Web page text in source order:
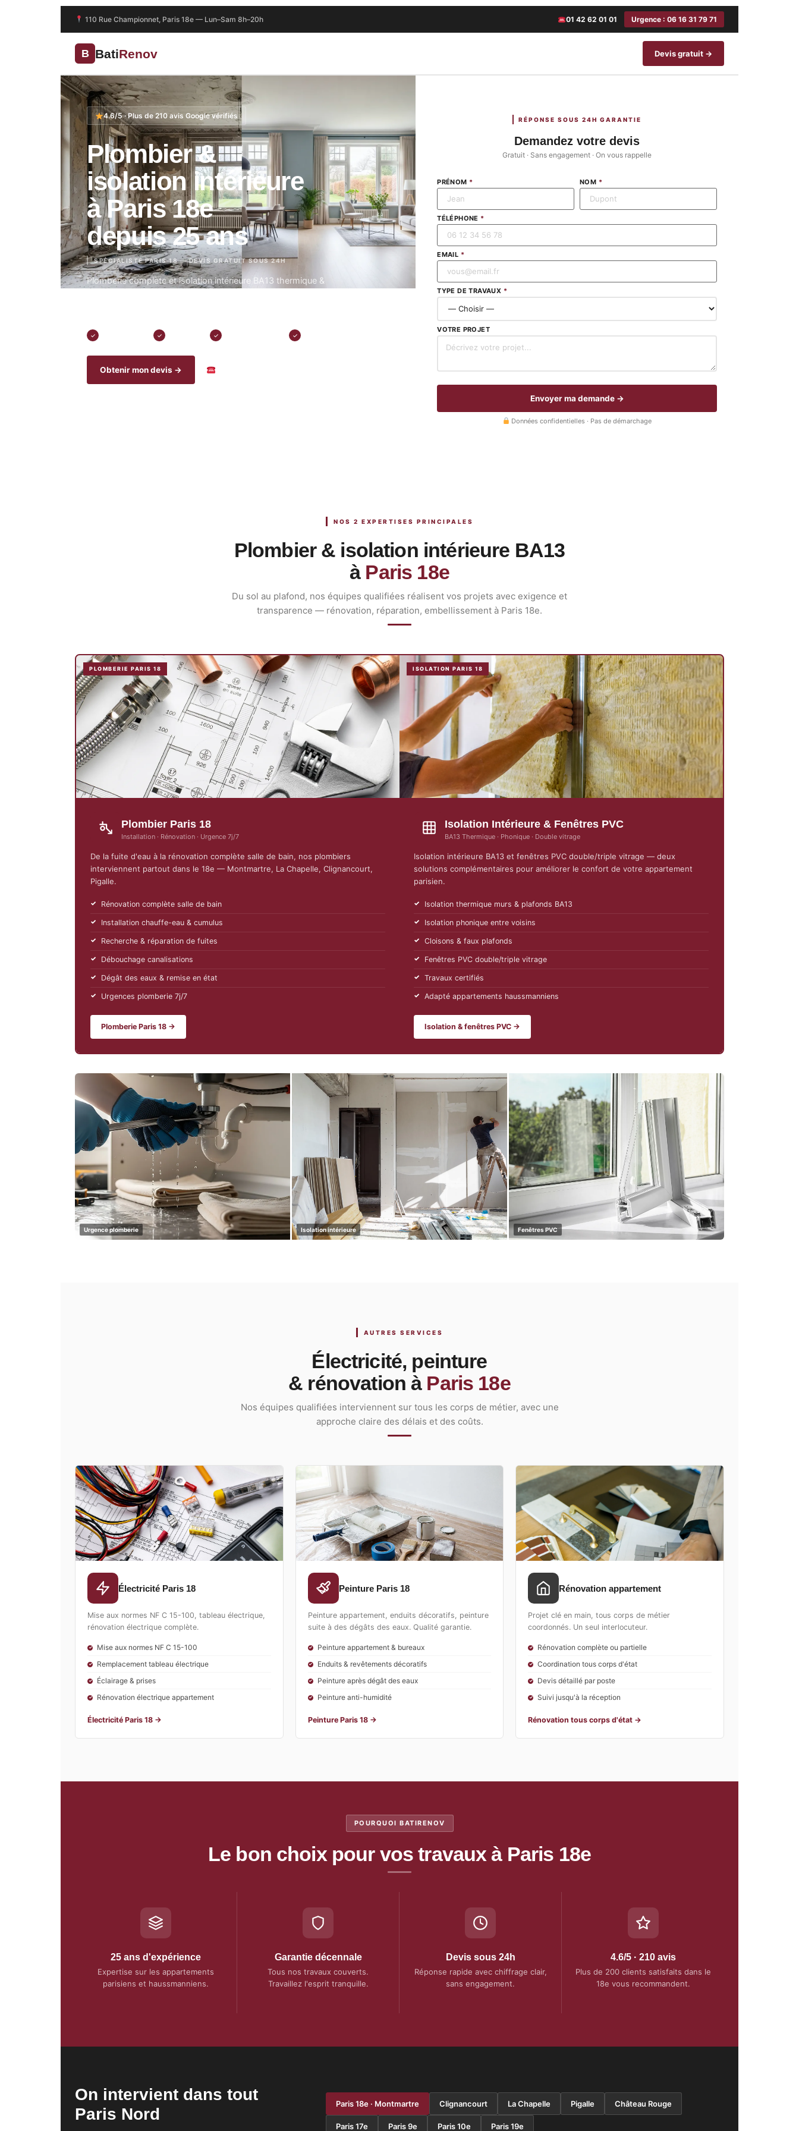
110 Rue Championnet, Paris 18e— Lun–Sam 8h–20h 01 42 62 01 01 Urgence : 06 16 31 79 71
B BatiRenov Devis gratuit →
4.6/5 · Plus de 210 avis Google vérifiés
Plombier &
isolation intérieure
àParis 18e
depuis 25 ans
SPÉCIALISTE PARIS 18 — DEVIS GRATUIT SOUS 24H
Plomberie complète et isolation intérieure BA13 thermique &
✓ ✓ ✓ ✓
Obtenir mon devis →
RÉPONSE SOUS 24H GARANTIE
Demandez votre devis
Gratuit · Sans engagement · On vous rappelle
PRÉNOM * NOM *
TÉLÉPHONE *
EMAIL *
TYPE DE TRAVAUX *
VOTRE PROJET
Envoyer ma demande →
Données confidentielles · Pas de démarchage
NOS 2 EXPERTISES PRINCIPALES
Plombier & isolation intérieure BA13
à Paris 18e
Du sol au plafond, nos équipes qualifiées réalisent vos projets avec exigence et
transparence — rénovation, réparation, embellissement à Paris 18e.
PLOMBERIE PARIS 18
Plombier Paris 18
Installation · Rénovation · Urgence 7j/7
De la fuite d'eau à la rénovation complète salle de bain, nos plombiers
interviennent partout dans le 18e — Montmartre, La Chapelle, Clignancourt,
Pigalle.
Rénovation complète salle de bain
Installation chauffe-eau & cumulus
Recherche & réparation de fuites
Débouchage canalisations
Dégât des eaux & remise en état
Urgences plomberie 7j/7
Plomberie Paris 18 →
ISOLATION PARIS 18
Isolation Intérieure & Fenêtres PVC
BA13 Thermique · Phonique · Double vitrage
Isolation intérieure BA13 et fenêtres PVC double/triple vitrage — deux
solutions complémentaires pour améliorer le confort de votre appartement
parisien.
Isolation thermique murs & plafonds BA13
Isolation phonique entre voisins
Cloisons & faux plafonds
Fenêtres PVC double/triple vitrage
Travaux certifiés
Adapté appartements haussmanniens
Isolation & fenêtres PVC →
Urgence plomberie Isolation intérieure Fenêtres PVC
AUTRES SERVICES
Électricité, peinture
& rénovation à Paris 18e
Nos équipes qualifiées interviennent sur tous les corps de métier, avec une
approche claire des délais et des coûts.
Électricité Paris 18
Mise aux normes NF C 15-100, tableau électrique,
rénovation électrique complète.
Mise aux normes NF C 15-100
Remplacement tableau électrique
Éclairage & prises
Rénovation électrique appartement
Électricité Paris 18 →
Peinture Paris 18
Peinture appartement, enduits décoratifs, peinture
suite à des dégâts des eaux. Qualité garantie.
Peinture appartement & bureaux
Enduits & revêtements décoratifs
Peinture après dégât des eaux
Peinture anti-humidité
Peinture Paris 18 →
Rénovation appartement
Projet clé en main, tous corps de métier
coordonnés. Un seul interlocuteur.
Rénovation complète ou partielle
Coordination tous corps d'état
Devis détaillé par poste
Suivi jusqu'à la réception
Rénovation tous corps d'état →
POURQUOI BATIRENOV
Le bon choix pour vos travaux à Paris 18e
25 ans d'expérience
Expertise sur les appartements
parisiens et haussmanniens.
Garantie décennale
Tous nos travaux couverts.
Travaillez l'esprit tranquille.
Devis sous 24h
Réponse rapide avec chiffrage clair,
sans engagement.
4.6/5 · 210 avis
Plus de 200 clients satisfaits dans le
18e vous recommandent.
On intervient dans tout
Paris Nord
Paris 18e · Montmartre Clignancourt La Chapelle Pigalle Château Rouge
Paris 17e Paris 9e Paris 10e Paris 19e